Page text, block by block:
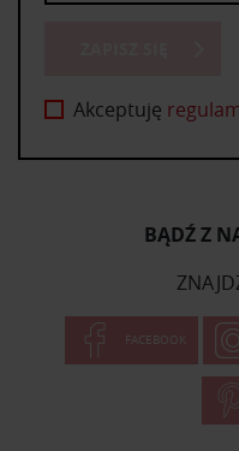
Akceptuję
BĄDŹ Z
FACEBOOK